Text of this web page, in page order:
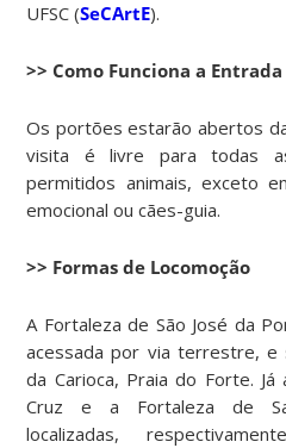
UFSC (SeCArtE).
>> Como Funciona a Entrada
Os portões estarão abertos
visita é livre para todas
permitidos animais, exceto
emocional ou cães-guia.
>> Formas de Locomoção
A Fortaleza de São José da
acessada por via terrestre, e
da Carioca, Praia do Forte. Já
Cruz e a Fortaleza de
localizadas,